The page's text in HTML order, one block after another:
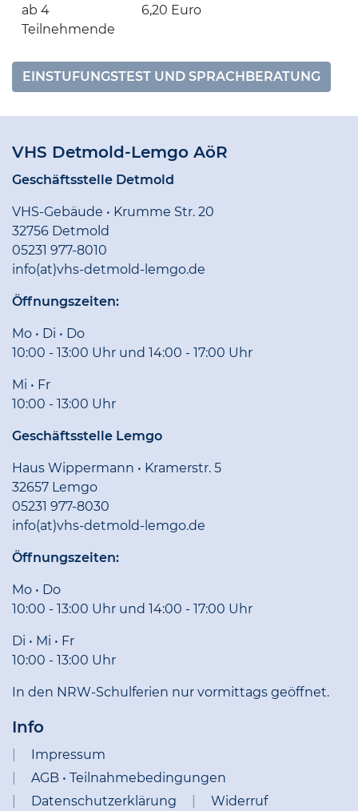
ab 4
Teilnehmende
6,20 Euro
EINSTUFUNGSTEST UND SPRACHBERATUNG
VHS Detmold-Lemgo AöR
Geschäftsstelle Detmold
VHS-Gebäude • Krumme Str. 20
32756 Detmold
05231 977-8010
info(at)vhs-detmold-lemgo.de
Öffnungszeiten:
Mo • Di • Do
10:00 - 13:00 Uhr und 14:00 - 17:00 Uhr
Mi • Fr
10:00 - 13:00 Uhr
Geschäftsstelle Lemgo
Haus Wippermann • Kramerstr. 5
32657 Lemgo
05231 977-8030
info(at)vhs-detmold-lemgo.de
Öffnungszeiten:
Mo • Do
10:00 - 13:00 Uhr und 14:00 - 17:00 Uhr
Di • Mi • Fr
10:00 - 13:00 Uhr
In den NRW-Schulferien nur vormittags geöffnet.
Info
Impressum
AGB • Teilnahmebedingungen
Datenschutzerklärung
Widerruf